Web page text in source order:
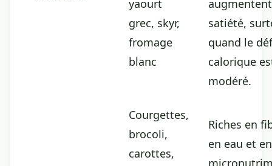
yaourt
grec, skyr,
fromage
blanc
satiété,
quand le
calorique
modéré.
Courgettes,
brocoli,
carottes,
Riches en
en eau et en